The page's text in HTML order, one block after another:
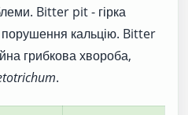
Bitter pit - гірка
порушення кальцію. Bitter
грибкова хвороба,
.